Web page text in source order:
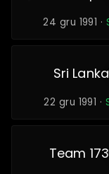
24 gru 1991 ·
Sri Lanka
22 gru 1991 ·
Team 173